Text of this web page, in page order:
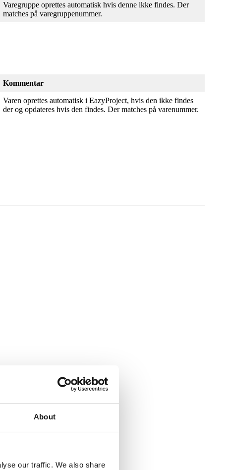
About
our traffic. We also share
Varegruppe oprettes automatisk hvis denne ikke findes. Der
matches på varegruppenummer.
Kommentar
Varen oprettes automatisk i EazyProject, hvis den ikke findes
der og opdateres hvis den findes. Der matches på varenummer.